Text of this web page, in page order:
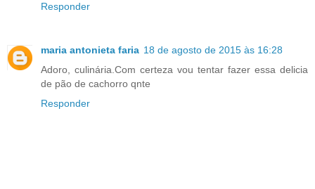
Responder
maria antonieta faria 18 de agosto de 2015 às 16:28
Adoro, culinária.Com certeza vou tentar fazer essa delicia
de pão de cachorro qnte
Responder